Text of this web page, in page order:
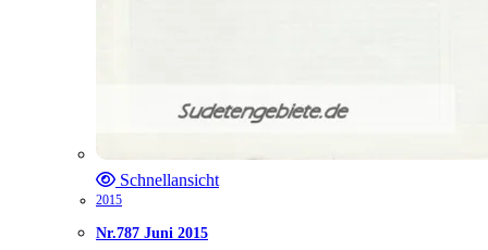
Schnellansicht
2015
Nr.787 Juni 2015